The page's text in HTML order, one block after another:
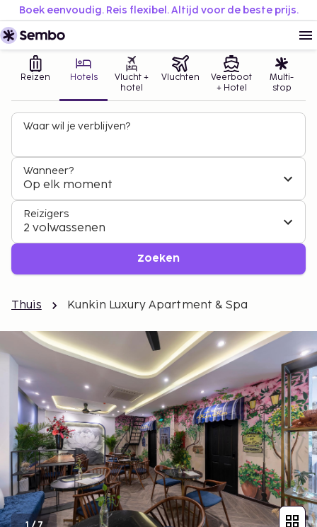
Boek eenvoudig. Reis flexibel. Altijd voor de beste prijs.
Reizen Hotels
Vlucht +
hotel
Vluchten
Veerboot
+ Hotel
Multi-
stop
Waar wil je verblijven?
Wanneer?
Op elk moment
Reizigers
2 volwassenen
Zoeken
Thuis Kunkin Luxury Apartment & Spa